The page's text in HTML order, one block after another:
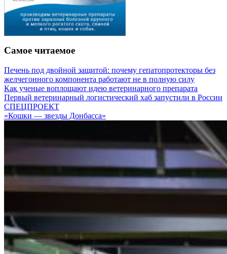
Самое читаемое
Печень под двойной защитой: почему гепатопротекторы без
желчегонного компонента работают не в полную силу
Как ученые воплощают идею ветеринарного препарата
Первый ветеринарный логистический хаб запустили в России
СПЕЦПРОЕКТ
«Кошки — звезды Донбасса»